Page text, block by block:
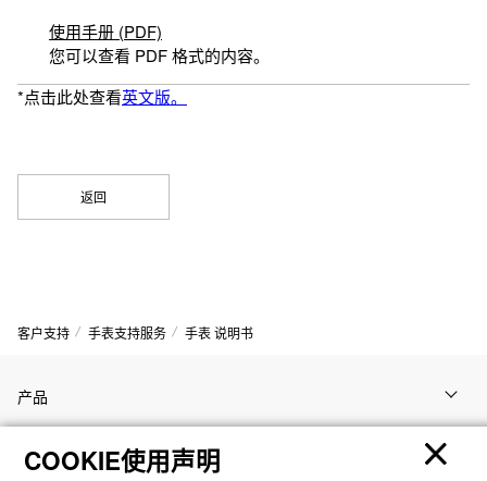
使用手册 (PDF)
您可以查看 PDF 格式的内容。
*点击此处查看英文版。
返回
客户支持 手表支持服务 手表 说明书
产品
客户支持
COOKIE使用声明